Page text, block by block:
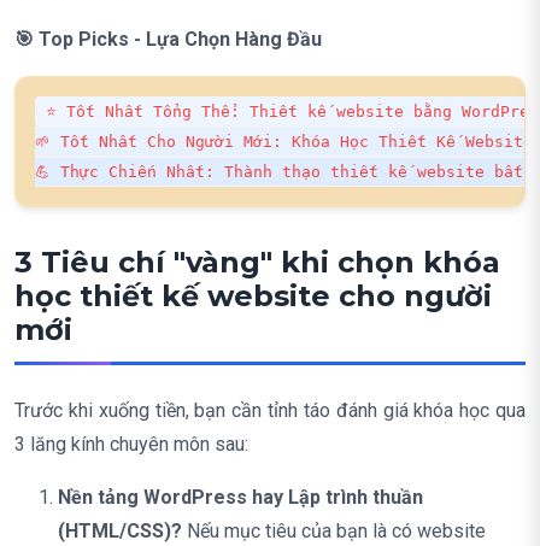
🎯 Top Picks - Lựa Chọn Hàng Đầu
⭐ Tốt Nhất Tổng Thể: Thiết kế website bằng
🌱 Tốt Nhất Cho Người Mới: Khóa Học Thiết Kế
💪 Thực Chiến Nhất: Thành thạo thiết kế website bất
3 Tiêu chí "vàng" khi chọn khóa
học thiết kế website cho người
mới
Trước khi xuống tiền, bạn cần tỉnh táo đánh giá khóa học qua
3 lăng kính chuyên môn sau:
Nền tảng WordPress hay Lập trình thuần
(HTML/CSS)? Nếu mục tiêu của bạn là có website